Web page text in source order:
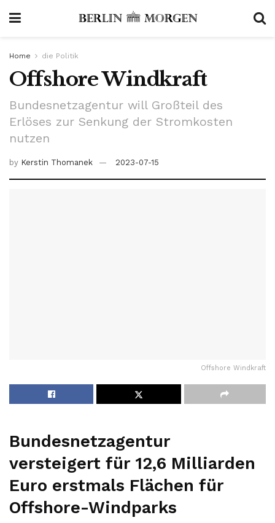
Home die Politik
Offshore Windkraft
Bundesnetzagentur will Großteil des
Erlöses zur Senkung der Stromkosten
nutzen
by Kerstin Thomanek 2023-07-15
Offshore Windkraft
Bundesnetzagentur
versteigert für 12,6 Milliarden
Euro erstmals Flächen für
Offshore-Windparks